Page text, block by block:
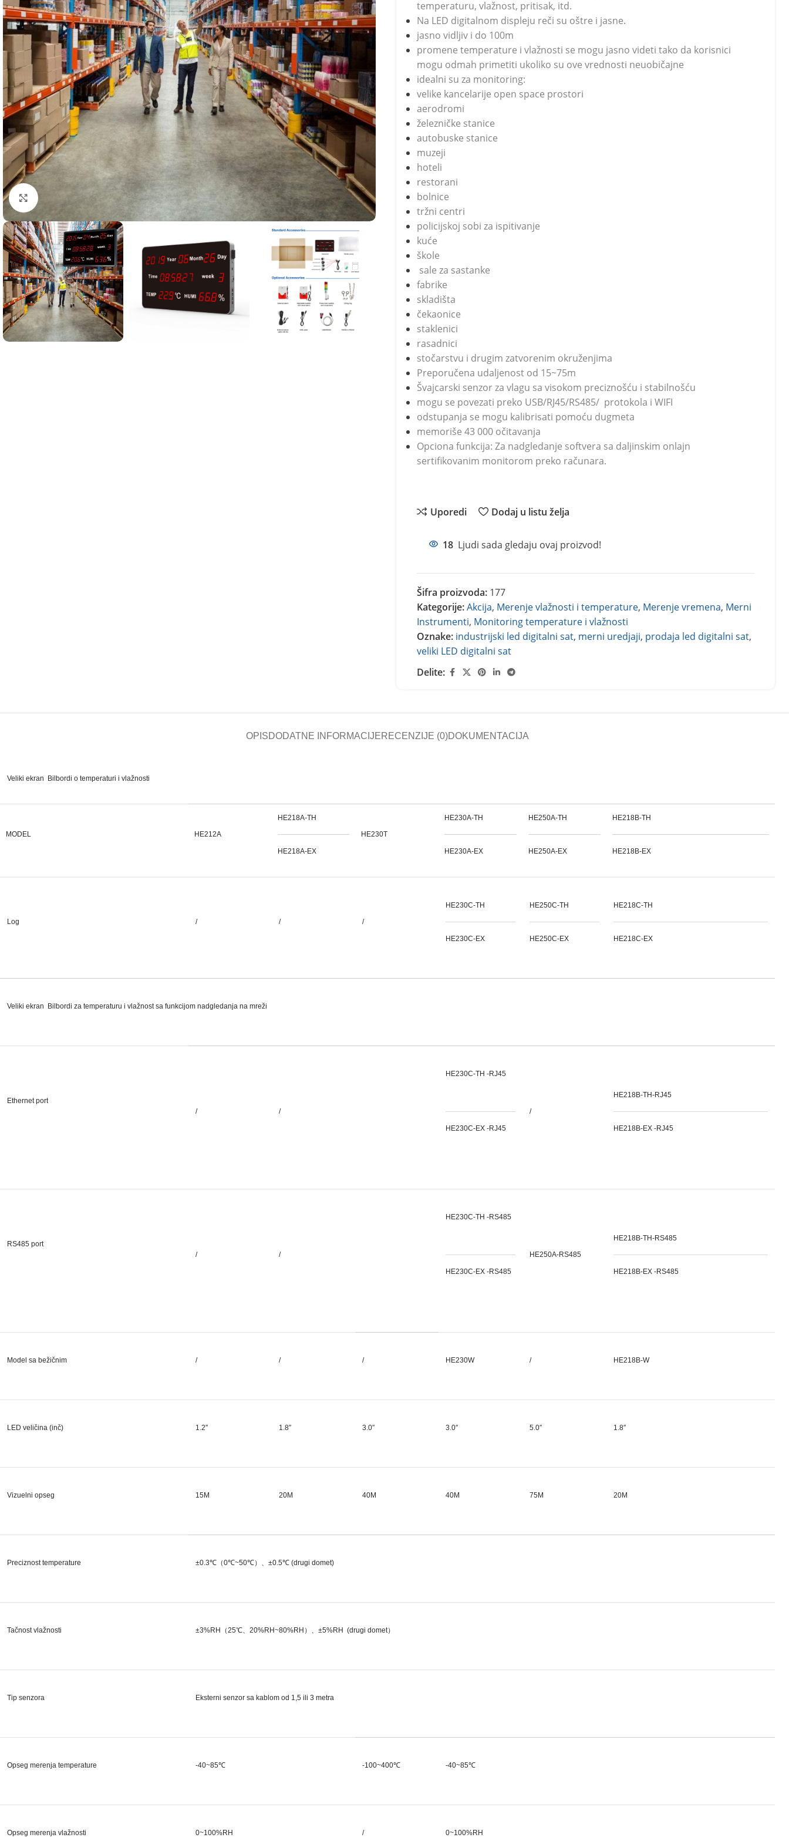
Kliknite za uvećanje
temperaturu, vlažnost, pritisak, itd.
Na LED digitalnom displeju reči su oštre i jasne.
jasno vidljiv i do 100m
promene temperature i vlažnosti se mogu jasno videti tako da korisnici
mogu odmah primetiti ukoliko su ove vrednosti neuobičajne
idealni su za monitoring:
velike kancelarije open space prostori
aerodromi
železničke stanice
autobuske stanice
muzeji
hoteli
restorani
bolnice
tržni centri
policijskoj sobi za ispitivanje
kuće
škole
sale za sastanke
fabrike
skladišta
čekaonice
staklenici
rasadnici
stočarstvu i drugim zatvorenim okruženjima
Preporučena udaljenost od 15~75m
Švajcarski senzor za vlagu sa visokom preciznošću i stabilnošću
mogu se povezati preko USB/RJ45/RS485/ protokola i WIFI
odstupanja se mogu kalibrisati pomoću dugmeta
memoriše 43 000 očitavanja
Opciona funkcija: Za nadgledanje softvera sa daljinskim onlajn
sertifikovanim monitorom preko računara.
Uporedi Dodaj u listu želja
18 Ljudi sada gledaju ovaj proizvod!
Šifra proizvoda: 177
Kategorije:Akcija, Merenje vlažnosti i temperature, Merenje vremena, Merni
Instrumenti, Monitoring temperature i vlažnosti
Oznake: industrijski led digitalni sat, merni uredjaji, prodaja led digitalni sat,
veliki LED digitalni sat
Delite:
OPISDODATNE INFORMACIJERECENZIJE (0)DOKUMENTACIJA
Veliki ekran Bilbordi o temperaturi i vlažnosti
MODEL HE212A
HE218A-TH
HE218A-EX
HE230T
HE230A-TH
HE230A-EX
HE250A-TH
HE250A-EX
HE218B-TH
HE218B-EX
Log / / /
HE230C-TH
HE230C-EX
HE250C-TH
HE250C-EX
HE218C-TH
HE218C-EX
Veliki ekran Bilbordi za temperaturu i vlažnost sa funkcijom nadgledanja na mreži
Ethernet port
/
/
HE230C-TH -RJ45
HE230C-EX -RJ45
/
HE218B-TH-RJ45
HE218B-EX -RJ45
RS485 port
/
/
HE230C-TH -RS485
HE230C-EX -RS485
HE250A-RS485
HE218B-TH-RS485
HE218B-EX -RS485
Model sa bežičnim / / / HE230W / HE218B-W
LED veličina (inč) 1.2″ 1.8″ 3.0″ 3.0″ 5.0″ 1.8″
Vizuelni opseg 15M 20M 40M 40M 75M 20M
Preciznost temperature ±0.3℃（0℃~50℃）、±0.5℃ (drugi domet)
Tačnost vlažnosti ±3%RH（25℃、20%RH~80%RH）、±5%RH (drugi domet）
Tip senzora Eksterni senzor sa kablom od 1,5 ili 3 metra
Opseg merenja temperature -40~85℃ -100~400℃ -40~85℃
Opseg merenja vlažnosti 0~100%RH / 0~100%RH